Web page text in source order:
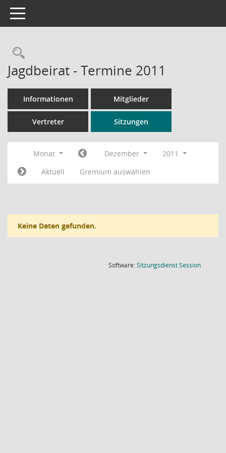
Toggle navigation
Rechercheauswahl
Jagdbeirat - Termine 2011
Informationen Mitglieder
Vertreter Sitzungen
Monat Dezember
2011
Aktuell
Gremium auswählen
Keine Daten gefunden.
Software:SitzungsdienstSession(Wird in